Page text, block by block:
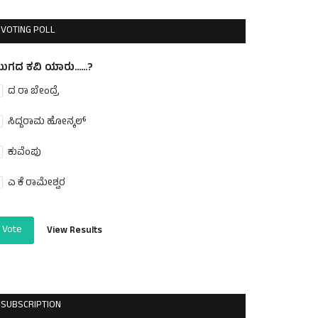
VOTING POLL
ಕವಿ ಯಾರು......?
ದ ರಾ ಬೇಂದ್ರೆ
ಸಿದ್ದರಾಮ ಹೋನ್ಕಲ್
ಕುವೆಂಪು
ಎ ಕೆ ರಾಮೇಶ್ವರ
Vote View Results
SUBSCRIPTION